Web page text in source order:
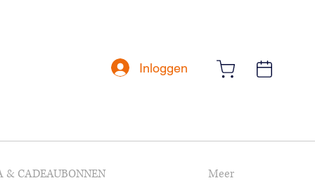
Inloggen
& CADEAUBONNEN Meer